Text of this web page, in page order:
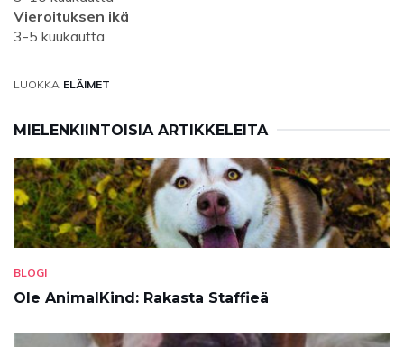
Vieroituksen ikä
3-5 kuukautta
LUOKKA ELÄIMET
MIELENKIINTOISIA ARTIKKELEITA
BLOGI
Ole AnimalKind: Rakasta Staffieä